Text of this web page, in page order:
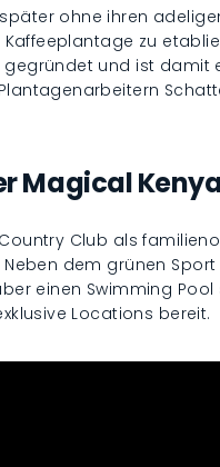
ohne ihren
zu
gegründet und ist
Magical
Club als
dem grünen
einen Swimming
Locations bereit.